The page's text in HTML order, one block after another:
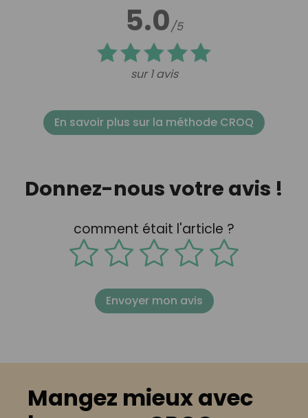
5.0/5
sur 1 avis
En savoir plus sur la méthode CROQ
Donnez-nous votre avis !
comment était l'article ?
Envoyer mon avis
Mangez mieux avec